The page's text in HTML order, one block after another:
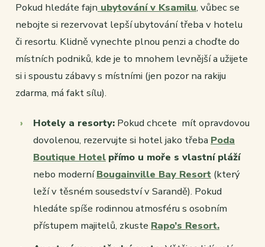
Pokud hledáte fajn ubytování v Ksamilu, vůbec se
nebojte si rezervovat lepší ubytování třeba v hotelu
či resortu. Klidně vynechte plnou penzi a choďte do
místních podniků, kde je to mnohem levnější a užijete
si i spoustu zábavy s místními (jen pozor na rakiju
zdarma, má fakt sílu).
Hotely a resorty: Pokud chcete mít opravdovou
dovolenou, rezervujte si hotel jako třeba Poda
Boutique Hotel přímo u moře s vlastní pláží
nebo moderníBougainville Bay Resort (který
leží v těsném sousedství v Sarandě). Pokud
hledáte spíše rodinnou atmosféru s osobním
přístupem majitelů, zkuste Rapo’s Resort.